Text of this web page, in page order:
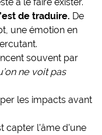
de traduire. De
une émotion en
souvent par
ne voit pas
les impacts avant
capter l’âme d’une